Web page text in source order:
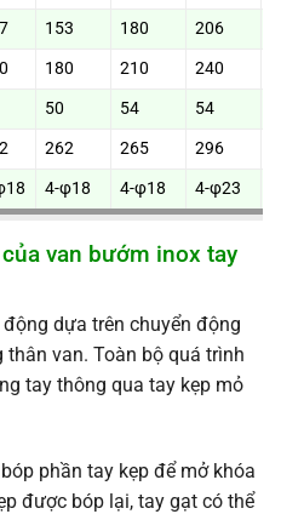
153 180 206
180 210 240
50 54 54
262 265 296
4-φ18 4-φ18 4-φ23
van bướm inox tay
động dựa trên chuyển động
van. Toàn bộ quá trình
tay thông qua tay kẹp mỏ
phần tay kẹp để mở khóa
được bóp lại, tay gạt có thể